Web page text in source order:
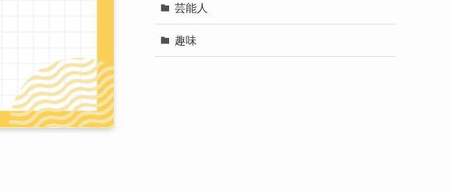
芸能人
趣味